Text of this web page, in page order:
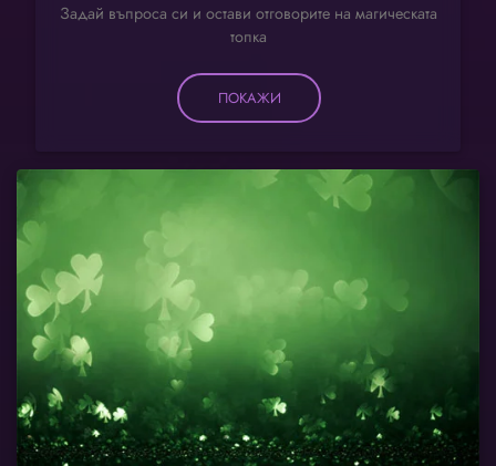
Задай въпроса си и остави отговорите на магическата
топка
ПОКАЖИ